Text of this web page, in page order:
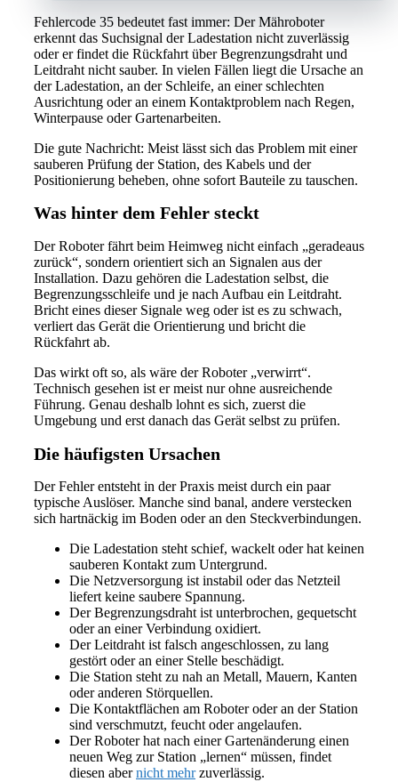
Fehlercode 35 bedeutet fast immer: Der Mähroboter
erkennt das Suchsignal der Ladestation nicht zuverlässig
oder er findet die Rückfahrt über Begrenzungsdraht und
Leitdraht nicht sauber. In vielen Fällen liegt die Ursache an
der Ladestation, an der Schleife, an einer schlechten
Ausrichtung oder an einem Kontaktproblem nach Regen,
Winterpause oder Gartenarbeiten.
Die gute Nachricht: Meist lässt sich das Problem mit einer
sauberen Prüfung der Station, des Kabels und der
Positionierung beheben, ohne sofort Bauteile zu tauschen.
Was hinter dem Fehler steckt
Der Roboter fährt beim Heimweg nicht einfach „geradeaus
zurück“, sondern orientiert sich an Signalen aus der
Installation. Dazu gehören die Ladestation selbst, die
Begrenzungsschleife und je nach Aufbau ein Leitdraht.
Bricht eines dieser Signale weg oder ist es zu schwach,
verliert das Gerät die Orientierung und bricht die
Rückfahrt ab.
Das wirkt oft so, als wäre der Roboter „verwirrt“.
Technisch gesehen ist er meist nur ohne ausreichende
Führung. Genau deshalb lohnt es sich, zuerst die
Umgebung und erst danach das Gerät selbst zu prüfen.
Die häufigsten Ursachen
Der Fehler entsteht in der Praxis meist durch ein paar
typische Auslöser. Manche sind banal, andere verstecken
sich hartnäckig im Boden oder an den Steckverbindungen.
Die Ladestation steht schief, wackelt oder hat keinen
sauberen Kontakt zum Untergrund.
Die Netzversorgung ist instabil oder das Netzteil
liefert keine saubere Spannung.
Der Begrenzungsdraht ist unterbrochen, gequetscht
oder an einer Verbindung oxidiert.
Der Leitdraht ist falsch angeschlossen, zu lang
gestört oder an einer Stelle beschädigt.
Die Station steht zu nah an Metall, Mauern, Kanten
oder anderen Störquellen.
Die Kontaktflächen am Roboter oder an der Station
sind verschmutzt, feucht oder angelaufen.
Der Roboter hat nach einer Gartenänderung einen
neuen Weg zur Station „lernen“ müssen, findet
diesen abernicht mehrzuverlässig.